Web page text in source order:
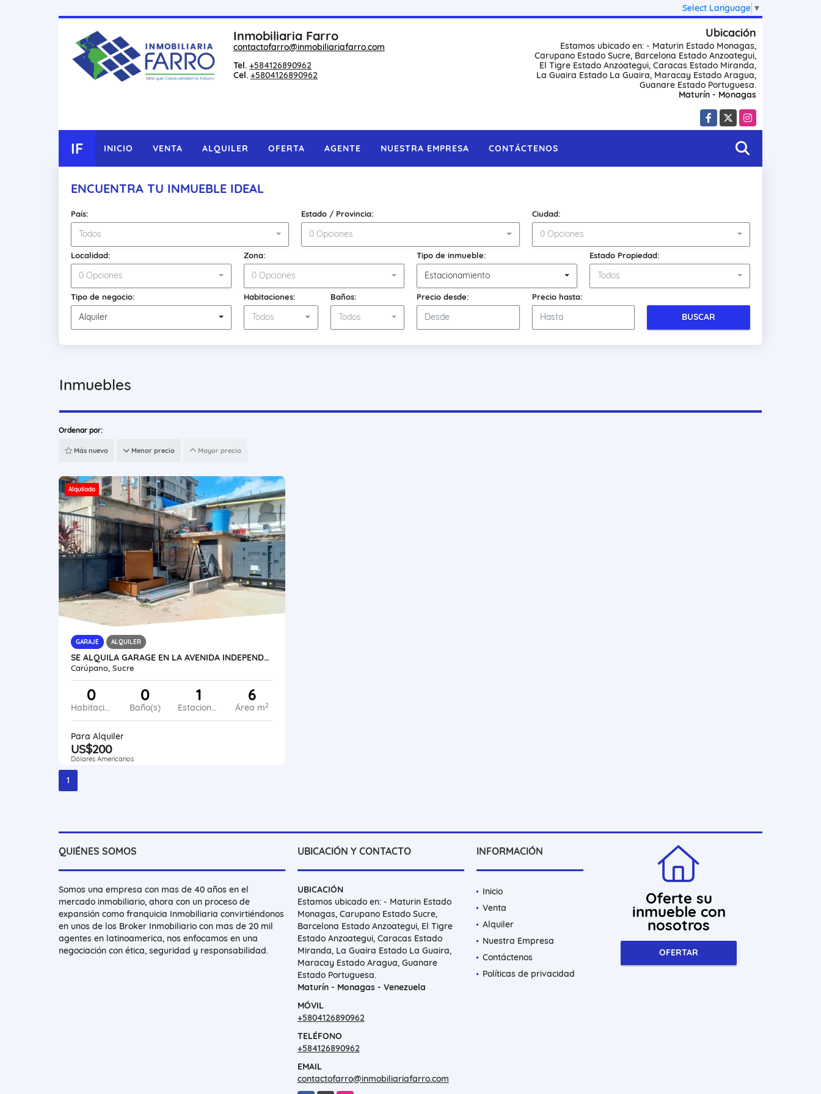
Select Language ▼
Inmobiliaria Farro
contactofarro@inmobiliariafarro.com
Tel. +584126890962
Cel. +5804126890962
Ubicación
Estamos ubicado en: - Maturin Estado Monagas,
Carupano Estado Sucre, Barcelona Estado Anzoategui,
El Tigre Estado Anzoategui, Caracas Estado Miranda,
La Guaira Estado La Guaira, Maracay Estado Aragua,
Guanare Estado Portuguesa.
Maturín - Monagas
Facebook
X Instagram
IF INICIO VENTA ALQUILER OFERTA AGENTE NUESTRA EMPRESA CONTÁCTENOS
ENCUENTRA TU INMUEBLE IDEAL
País:
Todos
Estado / Provincia:
0 Opciones
Ciudad:
0 Opciones
Localidad:
0 Opciones
Zona:
0 Opciones
Tipo de inmueble:
Estacionamiento
Estado Propiedad:
Todos
Tipo de negocio:
Alquiler
Habitaciones:
Todos
Baños:
Todos
Precio desde: Precio hasta:
BUSCAR
Inmuebles
Ordenar por:
Más nuevo Menor precio Mayor precio
Alquilado
GARAJE ALQUILER
SE ALQUILA GARAGE EN LA AVENIDA INDEPENDENCIA AL10-439CI-RGON
Carúpano, Sucre
0
Habitaciones
0
Baño(s)
1
Estacionamiento
6
Área m2
Para Alquiler
US$200
Dólares Americanos
1
QUIÉNES SOMOS
Somos una empresa con mas de 40 años en el
mercado inmobiliario, ahora con un proceso de
expansión como franquicia Inmobiliaria convirtiéndonos
en unos de los Broker Inmobiliario con mas de 20 mil
agentes en latinoamerica, nos enfocamos en una
negociación con ética, seguridad y responsabilidad.
UBICACIÓN Y CONTACTO
UBICACIÓN
Estamos ubicado en: - Maturin Estado
Monagas, Carupano Estado Sucre,
Barcelona Estado Anzoategui, El Tigre
Estado Anzoategui, Caracas Estado
Miranda, La Guaira Estado La Guaira,
Maracay Estado Aragua, Guanare
Estado Portuguesa.
Maturín - Monagas - Venezuela
MÓVIL
+5804126890962
TELÉFONO
+584126890962
EMAIL
contactofarro@inmobiliariafarro.com
INFORMACIÓN
Inicio
Venta
Alquiler
Nuestra Empresa
Contáctenos
Políticas de privacidad
Oferte su
inmueble con
nosotros
OFERTAR